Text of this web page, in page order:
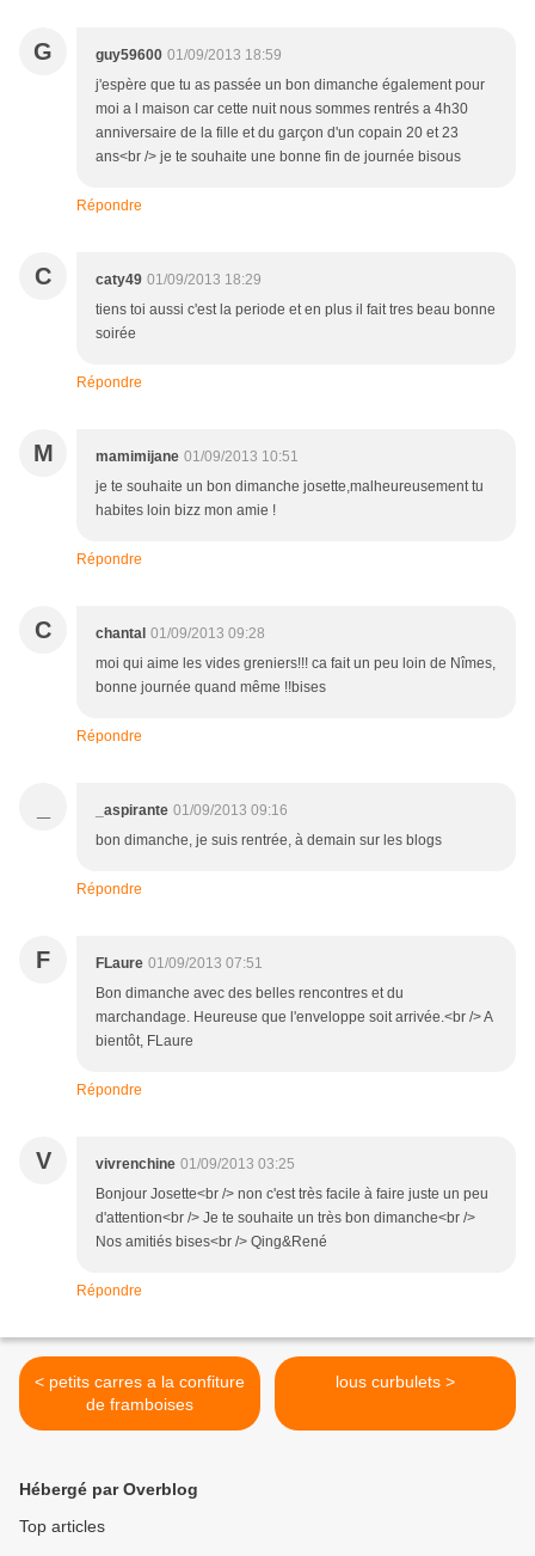
G guy59600 01/09/2013 18:59
j'espère que tu as passée un bon dimanche également pour
moi a l maison car cette nuit nous sommes rentrés a 4h30
anniversaire de la fille et du garçon d'un copain 20 et 23
ans<br /> je te souhaite une bonne fin de journée bisous
Répondre
C caty49 01/09/2013 18:29
tiens toi aussi c'est la periode et en plus il fait tres beau bonne
soirée
Répondre
M mamimijane 01/09/2013 10:51
je te souhaite un bon dimanche josette,malheureusement tu
habites loin bizz mon amie !
Répondre
C chantal 01/09/2013 09:28
moi qui aime les vides greniers!!! ca fait un peu loin de Nîmes,
bonne journée quand même !!bises
Répondre
_aspirante 01/09/2013 09:16
bon dimanche, je suis rentrée, à demain sur les blogs
Répondre
F FLaure 01/09/2013 07:51
Bon dimanche avec des belles rencontres et du
marchandage. Heureuse que l'enveloppe soit arrivée.<br /> A
bientôt, FLaure
Répondre
V vivrenchine 01/09/2013 03:25
Bonjour Josette<br /> non c'est très facile à faire juste un peu
d'attention<br /> Je te souhaite un très bon dimanche<br />
Nos amitiés bises<br /> Qing&René
Répondre
< petits carres a la confiture
de framboises
lous curbulets >
Hébergé par Overblog
Top articles